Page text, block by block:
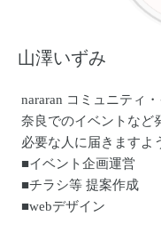
山澤いずみ
nararan コミュニティ
奈良でのイベントなど
必要な人に届きますよ
■イベント企画運営
■チラシ等 提案作成
■webデザイン